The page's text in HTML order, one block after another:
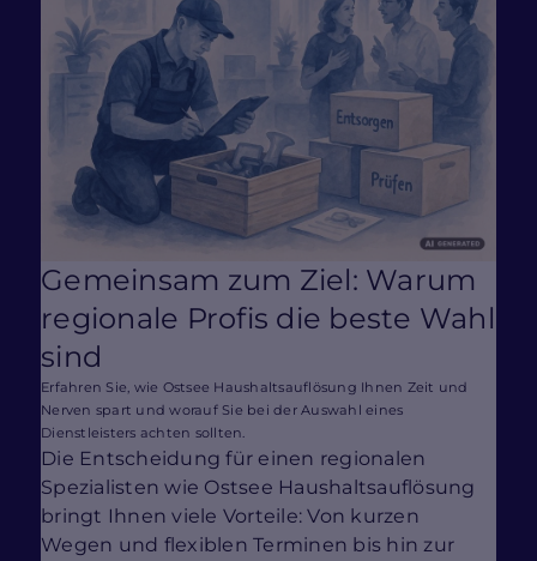
Gemeinsam zum Ziel: Warum
regionale Profis die beste Wahl
sind
Erfahren Sie, wie Ostsee Haushaltsauflösung Ihnen Zeit und
Nerven spart und worauf Sie bei der Auswahl eines
Dienstleisters achten sollten.
Die Entscheidung für einen regionalen
Spezialisten wie Ostsee Haushaltsauflösung
bringt Ihnen viele Vorteile: Von kurzen
Wegen und flexiblen Terminen bis hin zur